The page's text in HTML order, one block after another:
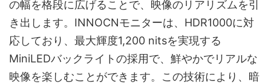
の幅を格段に広げることで、映像のリアリズムを引
き出します。INNOCNモニターは、HDR1000に対
応しており、最大輝度1,200 nitsを実現する
MiniLEDバックライトの採用で、鮮やかでリアルな
映像を楽しむことができます。この技術により、暗